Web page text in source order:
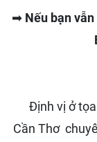
➡ Nếu bạn
Định vị ở tọa
Cần Thơ